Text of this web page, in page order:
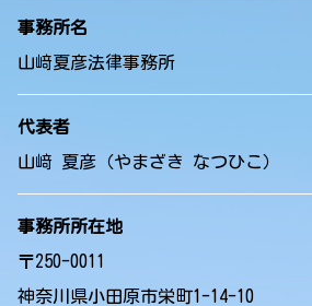
事務所名
山﨑夏彦法律事務所
代表者
山﨑 夏彦（やまざき なつひこ）
事務所所在地
〒250-0011
神奈川県小田原市栄町1-14-10